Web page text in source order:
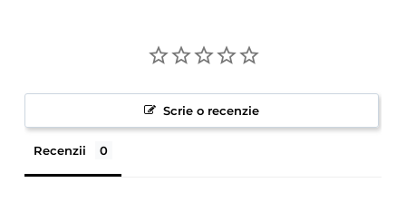
Scrie o recenzie
Recenzii